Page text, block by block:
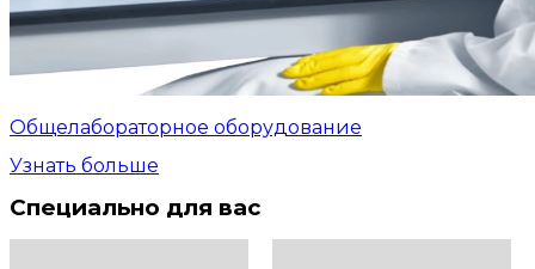
Общелабораторное оборудование
Узнать больше
Специально для вас